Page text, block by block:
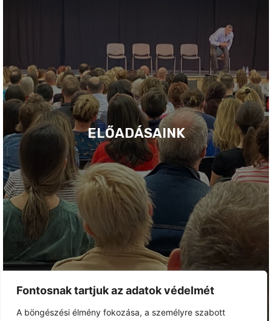
Fontosnak tartjuk az adatok védelmét
A böngészési élmény fokozása, a személyre szabott
ELŐADÁSAINK